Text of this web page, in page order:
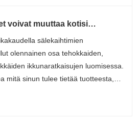
voivat muuttaa kotisi
sälekaihtimien
olennainen osa tehokkaiden,
ikkunaratkaisujen luomisessa.
mitä sinun tulee tietää tuotteesta,